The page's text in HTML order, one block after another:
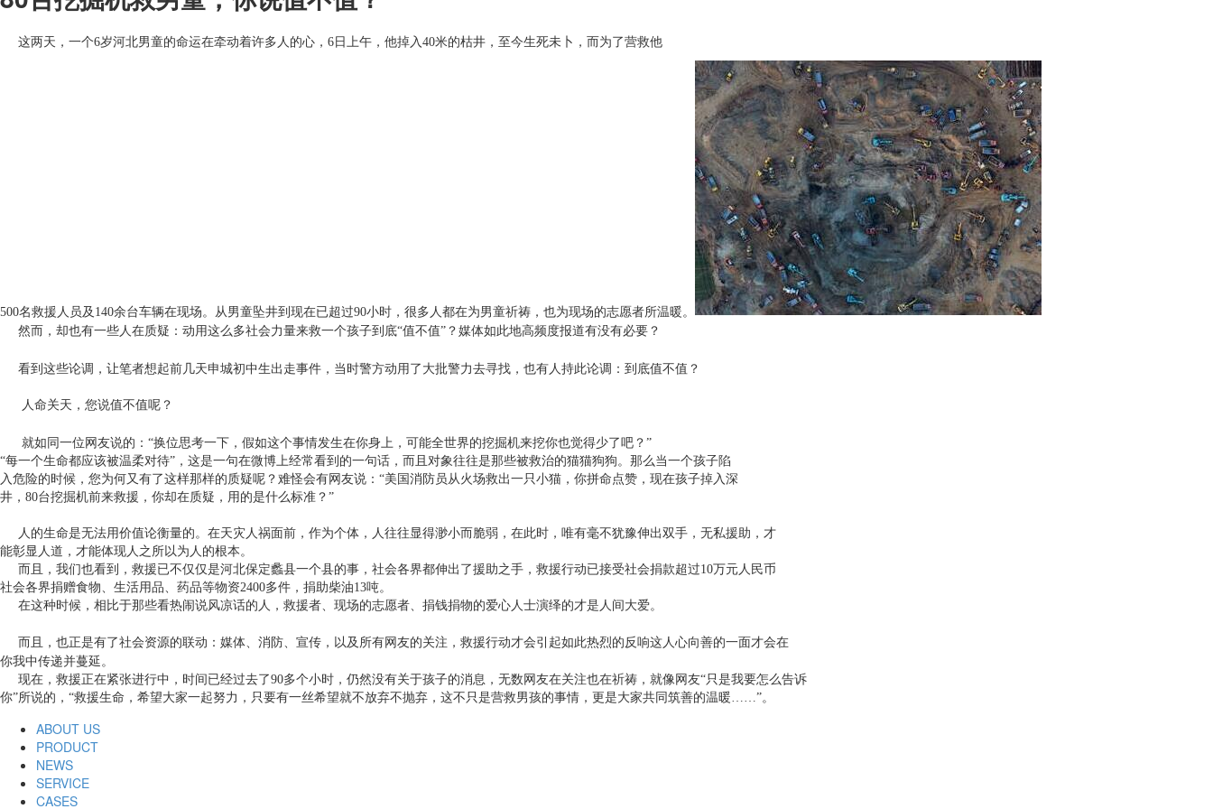
这两天，一个6岁河北男童的命运在牵动着许多人的心，6日上午，他掉入40米的枯井，至今生死未卜，而为了营救他
500名救援人员及140余台车辆在现场。从男童坠井到现在已超过90小时，很多人都在为男童祈祷，也为现场的志愿者所温暖。
然而，却也有一些人在质疑：动用这么多社会力量来救一个孩子到底“值不值”？媒体如此地高频度报道有没有必要？
看到这些论调，让笔者想起前几天申城初中生出走事件，当时警方动用了大批警力去寻找，也有人持此论调：到底值不值？
人命关天，您说值不值呢？
就如同一位网友说的：“换位思考一下，假如这个事情发生在你身上，可能全世界的挖掘机来挖你也觉得少了吧？”
“每一个生命都应该被温柔对待”，这是一句在微博上经常看到的一句话，而且对象往往是那些被救治的猫猫狗狗。那么当一个孩子陷
入危险的时候，您为何又有了这样那样的质疑呢？难怪会有网友说：“美国消防员从火场救出一只小猫，你拼命点赞，现在孩子掉入深
井，80台挖掘机前来救援，你却在质疑，用的是什么标准？”
人的生命是无法用价值论衡量的。在天灾人祸面前，作为个体，人往往显得渺小而脆弱，在此时，唯有毫不犹豫伸出双手，无私援助，才
能彰显人道，才能体现人之所以为人的根本。
而且，我们也看到，救援已不仅仅是河北保定蠡县一个县的事，社会各界都伸出了援助之手，救援行动已接受社会捐款超过10万元人民币
社会各界捐赠食物、生活用品、药品等物资2400多件，捐助柴油13吨。
在这种时候，相比于那些看热闹说风凉话的人，救援者、现场的志愿者、捐钱捐物的爱心人士演绎的才是人间大爱。
而且，也正是有了社会资源的联动：媒体、消防、宣传，以及所有网友的关注，救援行动才会引起如此热烈的反响这人心向善的一面才会在
你我中传递并蔓延。
现在，救援正在紧张进行中，时间已经过去了90多个小时，仍然没有关于孩子的消息，无数网友在关注也在祈祷，就像网友“只是我要怎么告诉
你”所说的，“救援生命，希望大家一起努力，只要有一丝希望就不放弃不抛弃，这不只是营救男孩的事情，更是大家共同筑善的温暖……”。
ABOUT US
PRODUCT
NEWS
SERVICE
CASES